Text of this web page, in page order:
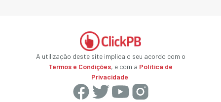
A utilização deste site implica o seu acordo com o
Termos e Condições, e com a Política de
Privacidade.